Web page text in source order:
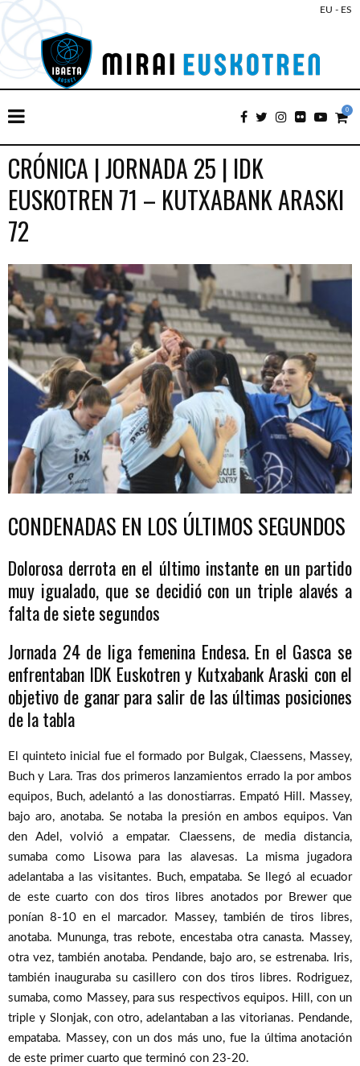
EU - ES
0
CRÓNICA | JORNADA 25 | IDK
EUSKOTREN 71 – KUTXABANK ARASKI
72
CONDENADAS EN LOS ÚLTIMOS SEGUNDOS
Dolorosa derrota en el último instante en un partido
muy igualado, que se decidió con un triple alavés a
falta de siete segundos
Jornada 24 de liga femenina Endesa. En el Gasca se
enfrentaban IDK Euskotren y Kutxabank Araski con el
objetivo de ganar para salir de las últimas posiciones
de la tabla
El quinteto inicial fue el formado por Bulgak, Claessens, Massey,
Buch y Lara. Tras dos primeros lanzamientos errado la por ambos
equipos, Buch, adelantó a las donostiarras. Empató Hill. Massey,
bajo aro, anotaba. Se notaba la presión en ambos equipos. Van
den Adel, volvió a empatar. Claessens, de media distancia,
sumaba como Lisowa para las alavesas. La misma jugadora
adelantaba a las visitantes. Buch, empataba. Se llegó al ecuador
de este cuarto con dos tiros libres anotados por Brewer que
ponían 8-10 en el marcador. Massey, también de tiros libres,
anotaba. Mununga, tras rebote, encestaba otra canasta. Massey,
otra vez, también anotaba. Pendande, bajo aro, se estrenaba. Iris,
también inauguraba su casillero con dos tiros libres. Rodriguez,
sumaba, como Massey, para sus respectivos equipos. Hill, con un
triple y Slonjak, con otro, adelantaban a las vitorianas. Pendande,
empataba. Massey, con un dos más uno, fue la última anotación
de este primer cuarto que terminó con 23-20.